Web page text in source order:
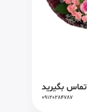
تماس بگیرید
09120284787